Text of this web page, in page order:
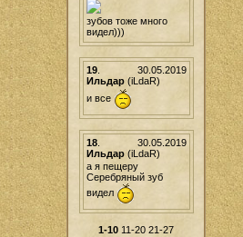
зубов тоже много
видел)))
30.05.2019
19.
Ильдар(iLdaR)
и все
30.05.2019
18.
Ильдар(iLdaR)
а я пещеру
Серебряный зуб
видел
1-10 11-20 21-27